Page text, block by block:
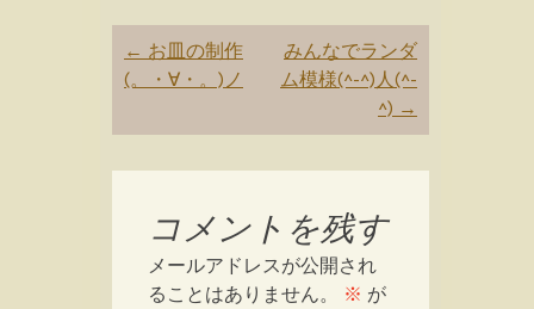
Post
navigation
← お皿の制作
(。・∀・。)ノ
みんなでランダ
ム模様(^-^)人(^-
^) →
コメントを残す
メールアドレスが公開され
ることはありません。
※ が